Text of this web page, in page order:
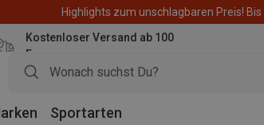
Highlights zum unschlagbaren Preis!
Kostenloser Versand ab 100
Euro
Sportarten